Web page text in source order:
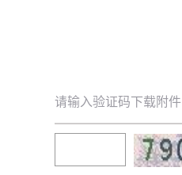
请输入验证码下载附件